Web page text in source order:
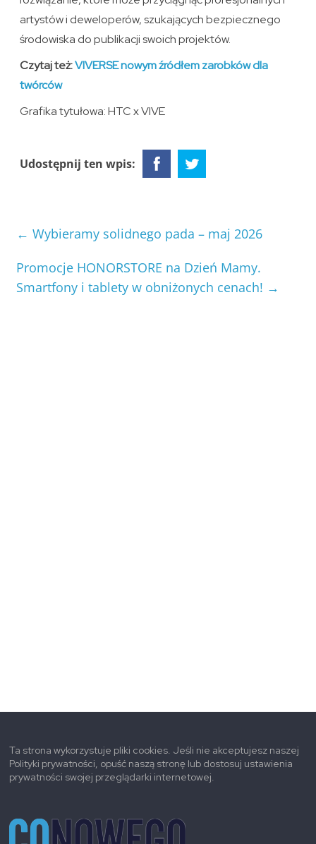
artystów i deweloperów, szukających bezpiecznego
środowiska do publikacji swoich projektów.
Czytaj też:VIVERSE nowym źródłem zarobków dla
twórców
Grafika tytułowa: HTC x VIVE
Udostępnij ten wpis:
← Wybieramy solidnego pada – maj 2026
Promocje HONORSTORE na Dzień Mamy.
Smartfony i tablety w obniżonych cenach! →
Ta strona wykorzystuje pliki cookies. Jeśli nie akceptujesz naszej
Polityki prywatności, opuść naszą stronę lub dostosuj ustawienia
prywatności swojej przeglądarki internetowej.